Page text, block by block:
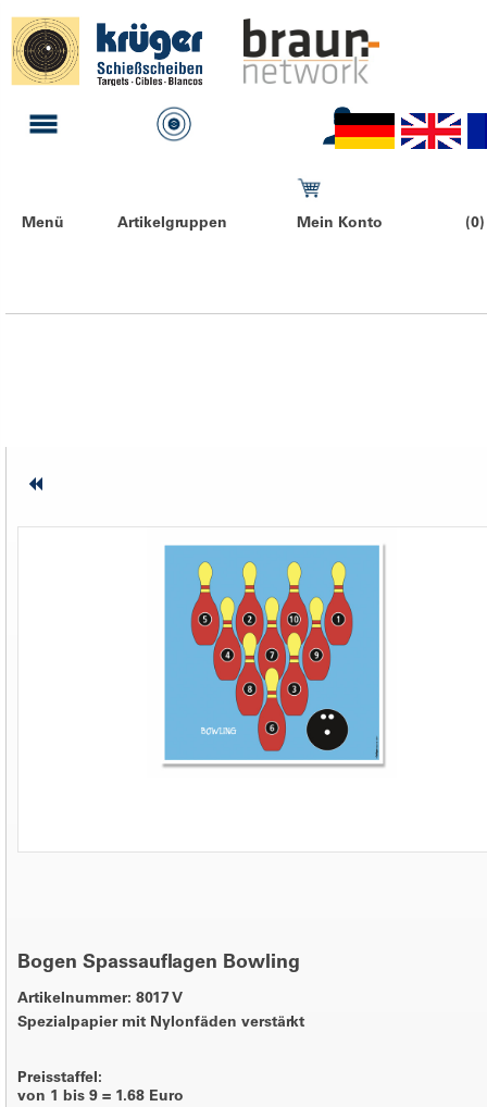
Menü Artikelgruppen Mein Konto
Bogen Spassauflagen Bowling
Artikelnummer: 8017 V
Spezialpapier mit Nylonfäden verstärkt
Preisstaffel:
von 1 bis 9 = 1.68 Euro